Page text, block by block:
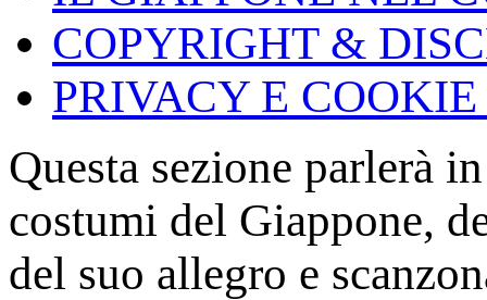
COPYRIGHT &
PRIVACY E
Questa sezione parlerà
costumi del Giappone,
del suo allegro e